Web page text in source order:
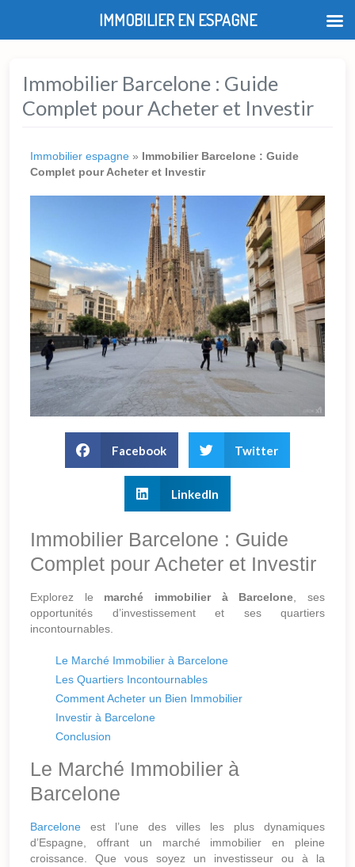
Immobilier Barcelone : Guide
Complet pour Acheter et Investir
Immobilier espagne » Immobilier Barcelone : Guide
Complet pour Acheter et Investir
Facebook Twitter
LinkedIn
Immobilier Barcelone : Guide
Complet pour Acheter et Investir
Explorez le marché immobilier à Barcelone , ses
opportunités d’investissement et ses quartiers
incontournables.
Le Marché Immobilier à Barcelone
Les Quartiers Incontournables
Comment Acheter un Bien Immobilier
Investir à Barcelone
Conclusion
Le Marché Immobilier à
Barcelone
Barcelone est l’une des villes les plus dynamiques
d’Espagne, offrant un marché immobilier en pleine
croissance. Que vous soyez un investisseur ou à la
IMMOBILIER EN ESPAGNE